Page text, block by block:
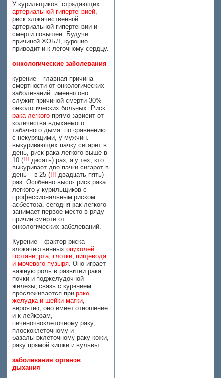
У курильщиков. страдающих
артериальной гипертензией,
риск злокачественной
артериальной гипертензии и
смерти повышен. Будучи
причиной ХОБЛ, курение
приводит и к легочному сердцу.
онкологические заболевания
курение – главная причина
смертности от онкологических
заболеваний. именно оно
служит причиной смерти 30%
онкологических больных. Риск
рака легкого прямо зависит от
количества вдыхаемого
табачного дыма. по сравнению
с некурящими, у мужчин.
выкуривающих пачку сигарет в
день, риск рака легкого выше в
10 (!!! десять) раз, а у тех, кто
выкуривает две пачки сигарет в
день – в 25 (!!! двадцать пять)
раз. Особенно высок риск рака
легкого у курильщиков с
профессиональным риском
асбестоза. сегодня рак легкого
занимает первое место в ряду
причин смерти от
онкологических заболеваний.
Курение – фактор риска
злокачественных опухолей
гортани, рта, глотки, пищевода
и мочевого пузыря. Оно играет
важную роль в развитии рака
почки и поджелудочной
железы, связь с курением
прослеживается при раке
желудка и шейки матки,
вероятно, оно имеет отношение
и к лейкозам,
печеночноклеточному раку,
плоскоклеточному и
базальноклеточному раку кожи,
раку прямой кишки и вульвы.
заболевания органов
дыхания